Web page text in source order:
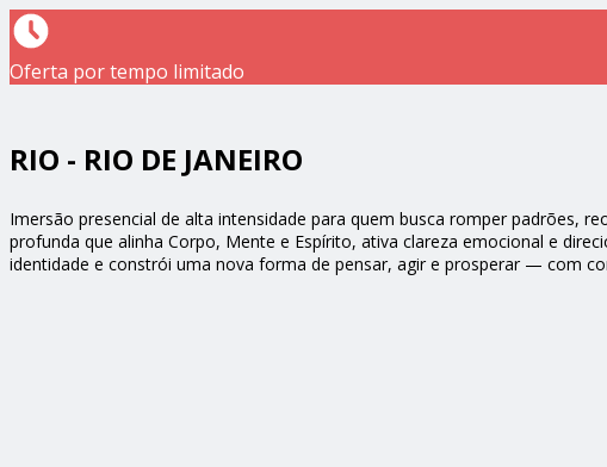
Oferta por tempo limitado
RIO - RIO DE JANEIRO
Imersão presencial de alta intensidade para quem busca romper padrões,
profunda que alinha Corpo, Mente e Espírito, ativa clareza emocional e
identidade e constrói uma nova forma de pensar, agir e prosperar — com